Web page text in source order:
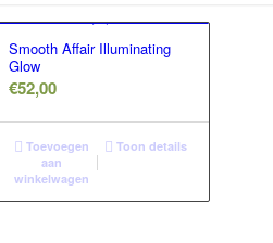
Smooth Affair Illuminating
Glow
€52,00
Toevoegen
aan
winkelwagen
Toon details